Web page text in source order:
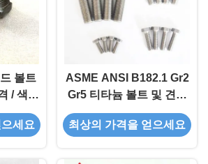
볼트
/ 색상
용도
세요
ASME ANSI B182.1 Gr2
Gr5 티타늄 볼트 및 견과
류 헥스 헤드 1/4'-20 TPI
1''
최상의 가격을 얻으세요